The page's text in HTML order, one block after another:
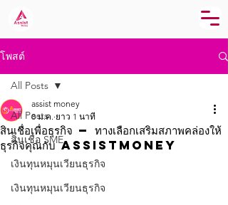
โพสต์
All Posts
สินเชื่อ SME
เงินทุนหมุนเวียนธุรกิจ
เงินทุนหมุนเวียนธุรกิจ
All Posts
สินเชื่อเพื่อธุรกิจ — ทางเลือกเสริมสภาพคล่องให้
ธุรกิจคุณกับ Assistmoney
assist money
8 ม.ค. ยาว 1 นาที